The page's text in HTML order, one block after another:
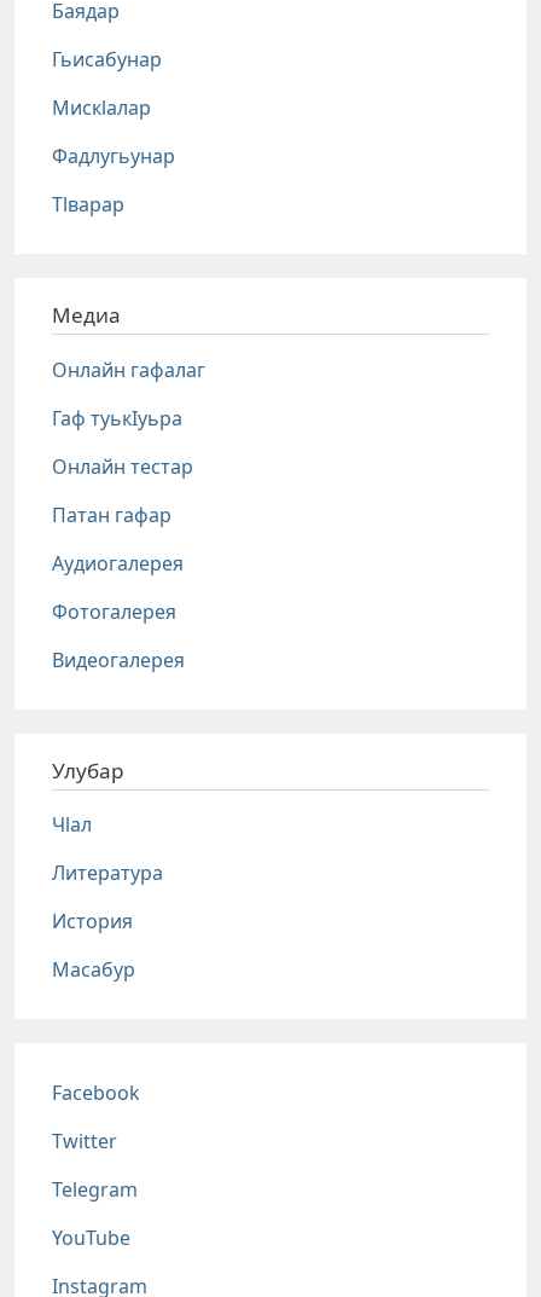
Баядар
Гьисабунар
Мискlалар
Фадлугьунар
Тlварар
Медиа
Онлайн гафалаг
Гаф туькIуьра
Онлайн тестар
Патан гафар
Аудиогалерея
Фотогалерея
Видеогалерея
Улубар
Чlал
Литература
История
Масабур
Соц сети
Facebook
Twitter
Telegram
YouTube
Instagram